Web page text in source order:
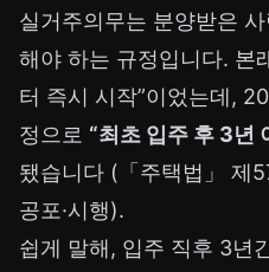
실거주의무는 분양받은
해야 하는 규정입니다. 본
터 즉시 시작”이었는데,
정으로 “최초 입주 후 3년
됐습니다 (「주택법」 제
공포·시행).
쉽게 말해, 입주 직후 3년